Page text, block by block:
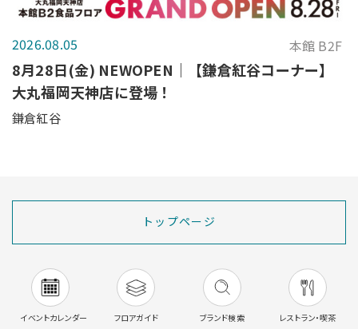
2026.08.05 本館 B2F
8月28日(金) NEWOPEN｜【鎌倉紅谷コーナー】
大丸福岡天神店に登場！
鎌倉紅谷
トップページ
イベントカレンダー フロアガイド ブランド検索 レストラン・喫茶